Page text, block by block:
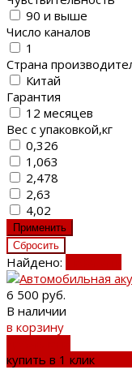
90 и выше
Число каналов
1
Страна
Китай
Гарантия
12 месяцев
Вес с упаковкой,кг
0,326
1,063
2,478
2,63
4,02
Найдено:
6 500 руб.
В наличии
в корзину
купить в 1 клик